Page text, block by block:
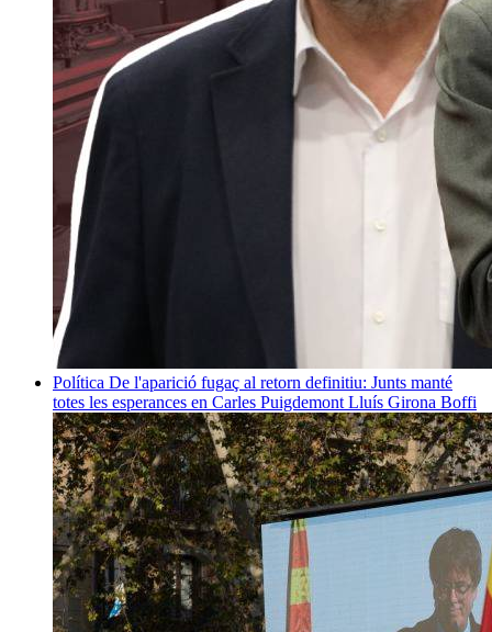
Política De l'aparició fugaç al retorn definitiu: Junts manté
totes les esperances en Carles Puigdemont Lluís Girona Boffi